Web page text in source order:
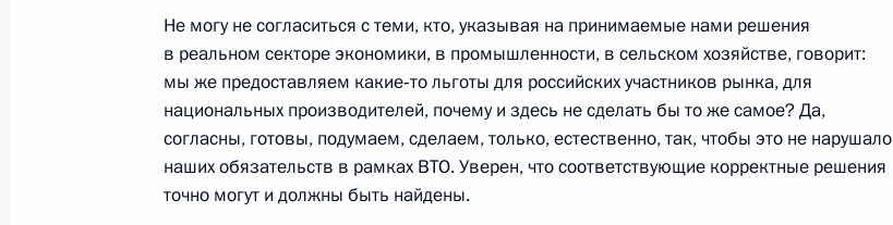
Об исполнении поручения Президента по поддержке интернет-
проектов, направленных на популяризацию и изучение русского
языка
12 декабря 2014 года, 18:00
Не могу не согласиться с теми, кто, указывая на принимаемые нами решения
в реальном секторе экономики, в промышленности, в сельском хозяйстве, говорит:
мы же предоставляем какие‑то льготы для российских участников рынка, для
национальных производителей, почему и здесь не сделать бы то же самое? Да,
согласны, готовы, подумаем, сделаем, только, естественно, так, чтобы это не нарушало
наших обязательств в рамках ВТО. Уверен, что соответствующие корректные решения
точно могут и должны быть найдены.